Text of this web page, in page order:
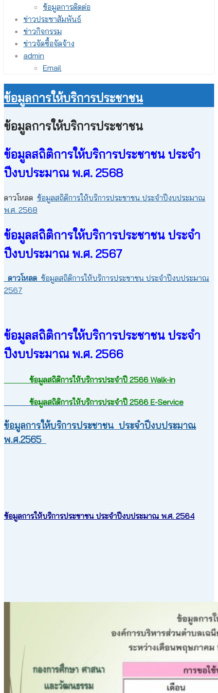
ข้อมูลการติดต่อ
ข่าวประชาสัมพันธ์
ข่าวกิจกรรม
ข่าวจัดซื้อจัดจ้าง
admin
Email
ข้อมูลการให้บริการประชาชน
ข้อมูลการให้บริการประชาชน
ข้อมูลสถิติการให้บริการประชาชน ประจำ
ปีงบประมาณ พ.ศ. 2568
ดาวโหลด ข้อมูลสถิติการให้บริการประชาชน ประจำปีงบประมาณ
พ.ศ. 2568
ข้อมูลสถิติการให้บริการประชาชน ประจำ
ปีงบประมาณ พ.ศ. 2567
ดาวโหลด ข้อมูลสถิติการให้บริการประชาชน ประจำปีงบประมาณ
2567
ข้อมูลสถิติการให้บริการประชาชน ประจำ
ปีงบประมาณ พ.ศ. 2566
ข้อมูลสถิติการให้บริการประจำปี 2566 Walk-in
ข้อมูลสถิติการให้บริการประจำปี 2566 E-Service
ข้อมูลการให้บริการประชาชน ประจำปีงบประมาณ
พ.ศ.2565
ข้อมูลการให้บริการประชาชน ประจำปีงบประมาณ พ.ศ. 2564